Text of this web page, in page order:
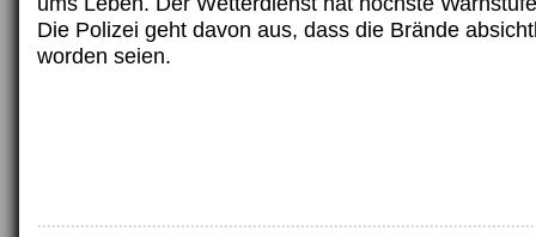
Die Polizei geht davon aus, dass die Brände
worden seien.